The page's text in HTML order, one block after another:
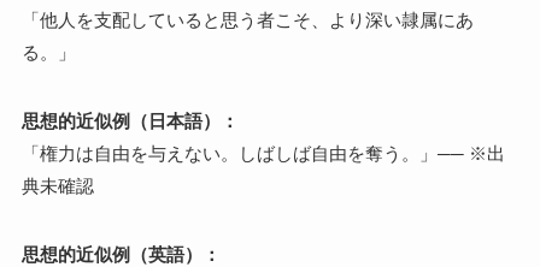
「他人を支配していると思う者こそ、より深い隷属にあ
る。」
思想的近似例（日本語）：
「権力は自由を与えない。しばしば自由を奪う。」── ※出
典未確認
思想的近似例（英語）：